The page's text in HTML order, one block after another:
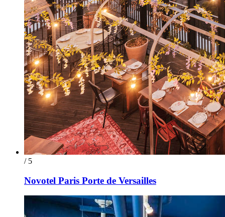
/ 5
Novotel Paris Porte de Versailles